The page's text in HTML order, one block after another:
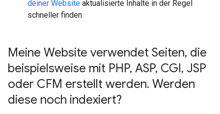
deiner Website aktualisierte Inhalte in der Regel
schneller finden.
Meine Website verwendet Seiten, die
beispielsweise mit PHP, ASP, CGI, JSP
oder CFM erstellt werden. Werden
diese noch indexiert?